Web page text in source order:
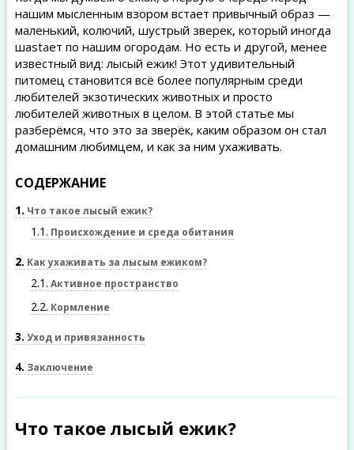
нашим мысленным взором встает привычный образ —
маленький, колючий, шустрый зверек, который иногда
шastает по нашим огородам. Но есть и другой, менее
известный вид: лысый ежик! Этот удивительный
питомец становится всё более популярным среди
любителей экзотических животных и просто
любителей животных в целом. В этой статье мы
разберёмся, что это за зверёк, каким образом он стал
домашним любимцем, и как за ним ухаживать.
СОДЕРЖАНИЕ
1 Что такое лысый ежик?
1.1 Происхождение и среда обитания
2 Как ухаживать за лысым ежиком?
2.1 Активное пространство
2.2 Кормление
3 Уход и привязанность
4 Заключение
Что такое лысый ежик?